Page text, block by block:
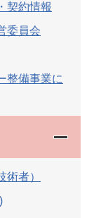
契約情報
委員会
整備事業に
者）